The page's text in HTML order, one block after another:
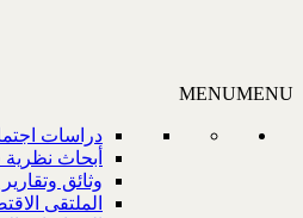
MENUMENU
دراسات
أبحاث نظرية
وثائق
الملتقى